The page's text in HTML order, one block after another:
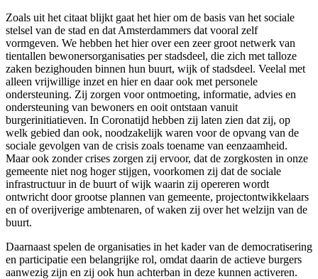
Zoals uit het citaat blijkt gaat het hier om de basis van het sociale
stelsel van de stad en dat Amsterdammers dat vooral zelf
vormgeven. We hebben het hier over een zeer groot netwerk van
tientallen bewonersorganisaties per stadsdeel, die zich met talloze
zaken bezighouden binnen hun buurt, wijk of stadsdeel. Veelal met
alleen vrijwillige inzet en hier en daar ook met personele
ondersteuning. Zij zorgen voor ontmoeting, informatie, advies en
ondersteuning van bewoners en ooit ontstaan vanuit
burgerinitiatieven. In Coronatijd hebben zij laten zien dat zij, op
welk gebied dan ook, noodzakelijk waren voor de opvang van de
sociale gevolgen van de crisis zoals toename van eenzaamheid.
Maar ook zonder crises zorgen zij ervoor, dat de zorgkosten in onze
gemeente niet nog hoger stijgen, voorkomen zij dat de sociale
infrastructuur in de buurt of wijk waarin zij opereren wordt
ontwricht door grootse plannen van gemeente, projectontwikkelaars
en of overijverige ambtenaren, of waken zij over het welzijn van de
buurt.
Daarnaast spelen de organisaties in het kader van de democratisering
en participatie een belangrijke rol, omdat daarin de actieve burgers
aanwezig zijn en zij ook hun achterban in deze kunnen activeren.